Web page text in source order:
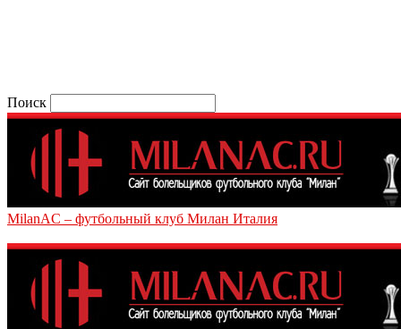
Поиск
MilanAC – футбольный клуб Милан Италия